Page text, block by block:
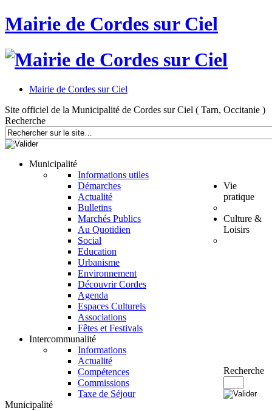
Mairie de Cordes sur Ciel
Mairie de Cordes sur Ciel
Site officiel de la Municipalité de Cordes sur Ciel ( Tarn, Occitanie )
Recherche
Municipalité
Informations utiles
Démarches
Actualité
Bulletins
Marchés Publics
Vie
pratique
Au Quotidien
Social
Education
Urbanisme
Environnement
Culture &
Loisirs
Découvrir Cordes
Agenda
Espaces Culturels
Associations
Fêtes et Festivals
Intercommunalité
Informations
Actualité
Compétences
Commissions
Taxe de Séjour
Recherche
Municipalité